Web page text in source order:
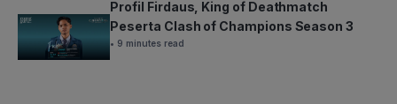
Profil Firdaus, King of Deathmatch
Peserta Clash of Champions Season 3
• 9 minutes read